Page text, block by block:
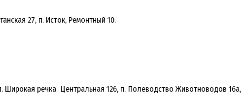
27, п. Исток, Ремонтный 10.
Широкая речка Центральная 12б, п. Полеводство Животноводов 16а,